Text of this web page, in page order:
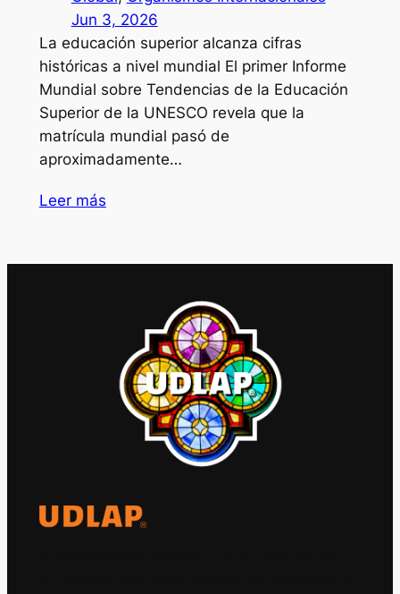
Jun 3, 2026
La educación superior alcanza cifras
históricas a nivel mundial El primer Informe
Mundial sobre Tendencias de la Educación
Superior de la UNESCO revela que la
matrícula mundial pasó de
aproximadamente…
Leer más